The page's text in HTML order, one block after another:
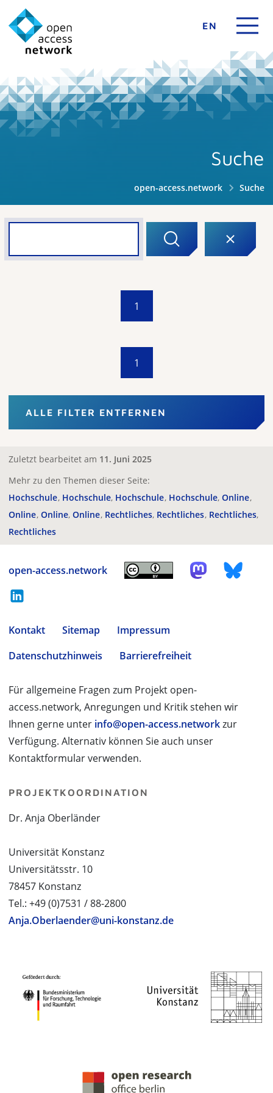
EN
Suche
open-access.network Suche
1
1
ALLE FILTER ENTFERNEN
Zuletzt bearbeitet am 11. Juni 2025
Mehr zu den Themen dieser Seite:
Hochschule Hochschule Hochschule Hochschule Online
Online Online Online Rechtliches Rechtliches Rechtliches
Rechtliches
open-access.network
Kontakt Sitemap
Impressum
Datenschutzhinweis
Barrierefreiheit
Für allgemeine Fragen zum Projekt open-
access.network, Anregungen und Kritik stehen wir
Ihnen gerne unter info@open-access.networkzur
Verfügung. Alternativ können Sie auch unser
Kontaktformular verwenden.
PROJEKTKOORDINATION
Dr. Anja Oberländer
Universität Konstanz
Universitätsstr. 10
78457 Konstanz
Tel.: +49 (0)7531 / 88-2800
Anja.Oberlaender@uni-konstanz.de